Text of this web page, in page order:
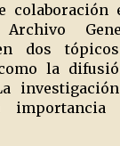
colaboración
dos
la